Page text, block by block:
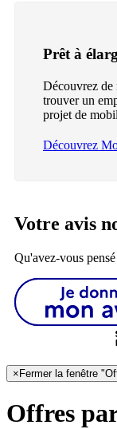
Prêt à
Découvrez de
trouver un
projet de
Découvrez
Votre avis
Qu'avez-vous
× Fermer la fenêtre
Offres